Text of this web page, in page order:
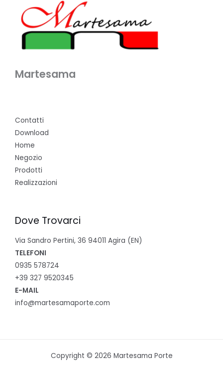
Martesama
Contatti
Download
Home
Negozio
Prodotti
Realizzazioni
Dove Trovarci
Via Sandro Pertini, 36 94011 Agira (EN)
TELEFONI
0935 578724
+39 327 9520345
E-MAIL
info@martesamaporte.com
Copyright © 2026 Martesama Porte